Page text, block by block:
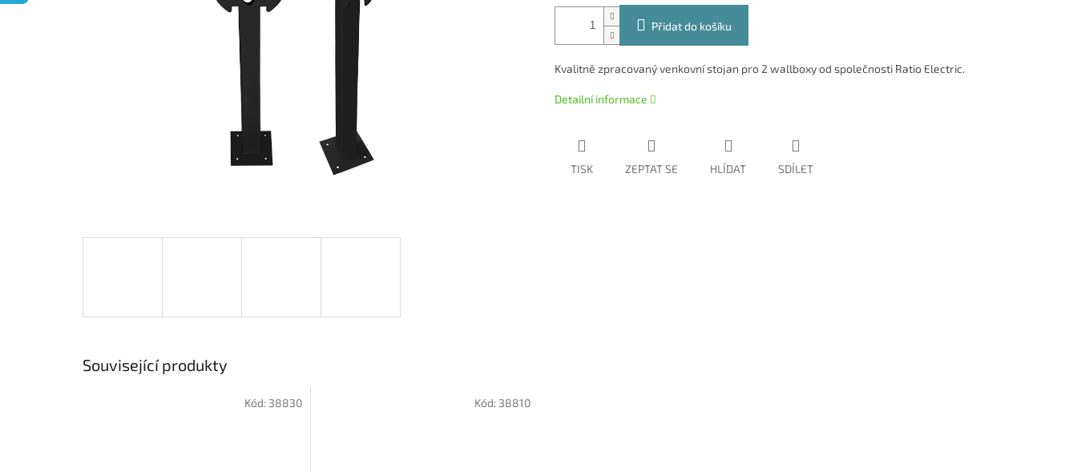
Přidat do košíku
Kvalitně zpracovaný venkovní stojan pro 2 wallboxy od společnosti Ratio Electric.
Detailní informace
TISK ZEPTAT SE HLÍDAT SDÍLET
Související produkty
Kód: 38830 Kód: 38810